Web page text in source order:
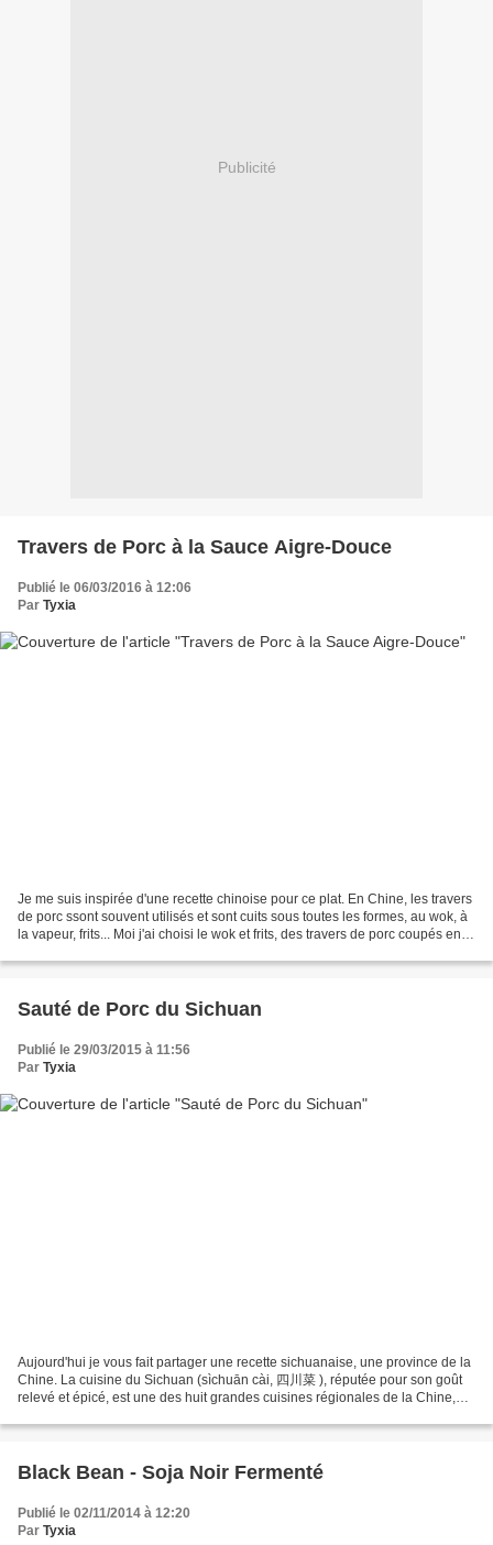
Publicité
Travers de Porc à la Sauce Aigre-Douce
Publié le 06/03/2016 à 12:06
Par Tyxia
Je me suis inspirée d'une recette chinoise pour ce plat. En Chine, les travers
de porc ssont souvent utilisés et sont cuits sous toutes les formes, au wok, à
la vapeur, frits... Moi j'ai choisi le wok et frits, des travers de porc coupés en
Sauté de Porc du Sichuan
Publié le 29/03/2015 à 11:56
Par Tyxia
Aujourd'hui je vous fait partager une recette sichuanaise, une province de la
Chine. La cuisine du Sichuan (sìchuān cài, 四川菜 ), réputée pour son goût
relevé et épicé, est une des huit grandes cuisines régionales de la Chine,
Black Bean - Soja Noir Fermenté
Publié le 02/11/2014 à 12:20
Par Tyxia